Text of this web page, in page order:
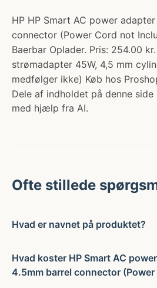
HP HP Smart AC power
connector (Power Cord not
Baerbar Oplader. Pris: 254.00
strømadapter 45W, 4,5 mm
medfølger ikke) Køb hos
Dele af indholdet på denne
med hjælp fra AI.
Ofte stillede
Hvad er navnet på produktet?
Hvad koster HP Smart AC
4.5mm barrel connector